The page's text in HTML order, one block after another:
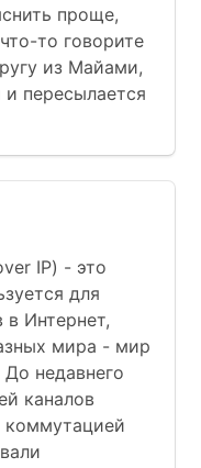
проще,
то говорите
из Майами,
пересылается
IP) - это
для
в Интернет,
мира - мир
недавнего
каналов
коммутацией